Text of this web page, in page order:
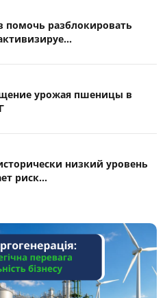
помочь разблокировать
урожая пшеницы в
низкий уровень
риск...